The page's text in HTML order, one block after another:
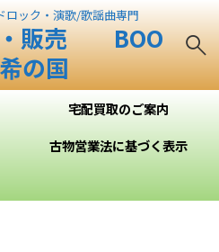
ロック・演歌/歌謡曲専門
・販売 BOO
希の国
宅配買取のご案内
古物営業法に基づく表示